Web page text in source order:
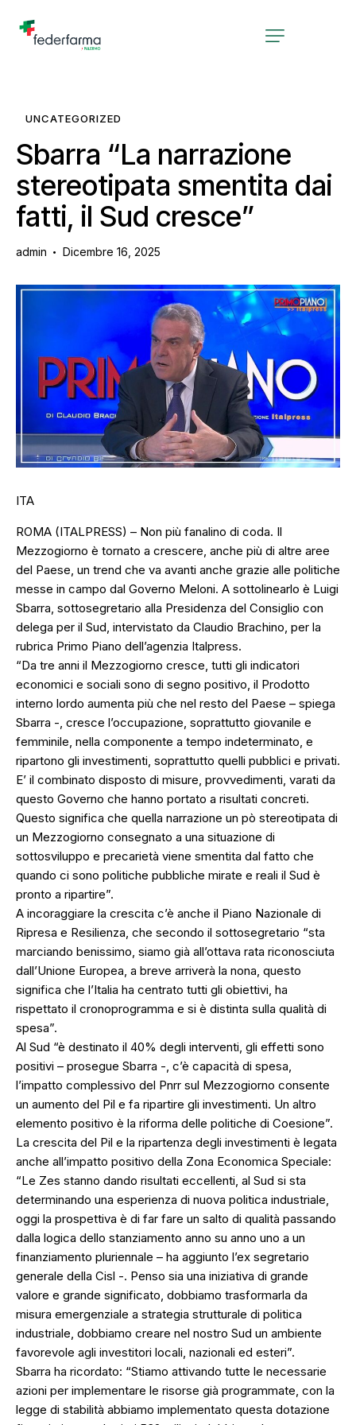
UNCATEGORIZED
Sbarra “La narrazione
stereotipata smentita dai
fatti, il Sud cresce”
admin Dicembre 16, 2025
ITA
ROMA (ITALPRESS) – Non più fanalino di coda. Il
Mezzogiorno è tornato a crescere, anche più di altre aree
del Paese, un trend che va avanti anche grazie alle politiche
messe in campo dal Governo Meloni. A sottolinearlo è Luigi
Sbarra, sottosegretario alla Presidenza del Consiglio con
delega per il Sud, intervistato da Claudio Brachino, per la
rubrica Primo Piano dell’agenzia Italpress.
“Da tre anni il Mezzogiorno cresce, tutti gli indicatori
economici e sociali sono di segno positivo, il Prodotto
interno lordo aumenta più che nel resto del Paese – spiega
Sbarra -, cresce l’occupazione, soprattutto giovanile e
femminile, nella componente a tempo indeterminato, e
ripartono gli investimenti, soprattutto quelli pubblici e privati.
E’ il combinato disposto di misure, provvedimenti, varati da
questo Governo che hanno portato a risultati concreti.
Questo significa che quella narrazione un pò stereotipata di
un Mezzogiorno consegnato a una situazione di
sottosviluppo e precarietà viene smentita dal fatto che
quando ci sono politiche pubbliche mirate e reali il Sud è
pronto a ripartire”.
A incoraggiare la crescita c’è anche il Piano Nazionale di
Ripresa e Resilienza, che secondo il sottosegretario “sta
marciando benissimo, siamo già all’ottava rata riconosciuta
dall’Unione Europea, a breve arriverà la nona, questo
significa che l’Italia ha centrato tutti gli obiettivi, ha
rispettato il cronoprogramma e si è distinta sulla qualità di
spesa”.
Al Sud “è destinato il 40% degli interventi, gli effetti sono
positivi – prosegue Sbarra -, c’è capacità di spesa,
l’impatto complessivo del Pnrr sul Mezzogiorno consente
un aumento del Pil e fa ripartire gli investimenti. Un altro
elemento positivo è la riforma delle politiche di Coesione”.
La crescita del Pil e la ripartenza degli investimenti è legata
anche all’impatto positivo della Zona Economica Speciale:
“Le Zes stanno dando risultati eccellenti, al Sud si sta
determinando una esperienza di nuova politica industriale,
oggi la prospettiva è di far fare un salto di qualità passando
dalla logica dello stanziamento anno su anno uno a un
finanziamento pluriennale – ha aggiunto l’ex segretario
generale della Cisl -. Penso sia una iniziativa di grande
valore e grande significato, dobbiamo trasformarla da
misura emergenziale a strategia strutturale di politica
industriale, dobbiamo creare nel nostro Sud un ambiente
favorevole agli investitori locali, nazionali ed esteri”.
Sbarra ha ricordato: “Stiamo attivando tutte le necessarie
azioni per implementare le risorse già programmate, con la
legge di stabilità abbiamo implementato questa dotazione